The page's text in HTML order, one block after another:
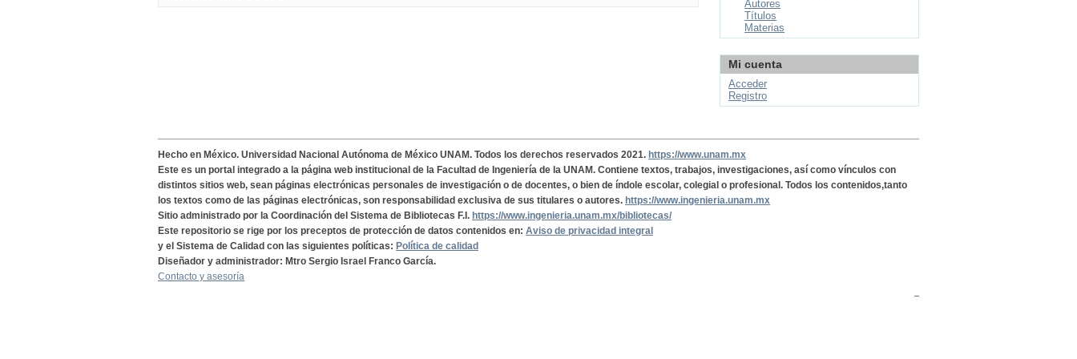
Autores
Títulos
Materias
Mi cuenta
Acceder
Registro
Hecho en México. Universidad Nacional Autónoma de México UNAM. Todos los derechos reservados 2021. https://www.unam.mx
Este es un portal integrado a la página web institucional de la Facultad de Ingeniería de la UNAM. Contiene textos, trabajos, investigaciones, así como vínculos con
distintos sitios web, sean páginas electrónicas personales de investigación o de docentes, o bien de índole escolar, colegial o profesional. Todos los contenidos,tanto
los textos como de las páginas electrónicas, son responsabilidad exclusiva de sus titulares o autores. https://www.ingenieria.unam.mx
Sitio administrado por la Coordinación del Sistema de Bibliotecas F.I. https://www.ingenieria.unam.mx/bibliotecas/
Este repositorio se rige por los preceptos de protección de datos contenidos en: Aviso de privacidad integral
y el Sistema de Calidad con las siguientes políticas: Política de calidad
Diseñador y administrador: Mtro Sergio Israel Franco García.
Contacto y asesoría